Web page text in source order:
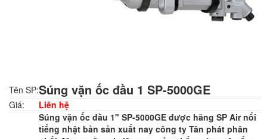
Tên SP:Súng vặn ốc đầu 1 SP-5000GE
Giá: Liên hệ
Súng vặn ốc đầu 1" SP-5000GE được hãng SP Air nổi
tiếng nhật bản sản xuất nay công ty Tân phát phân